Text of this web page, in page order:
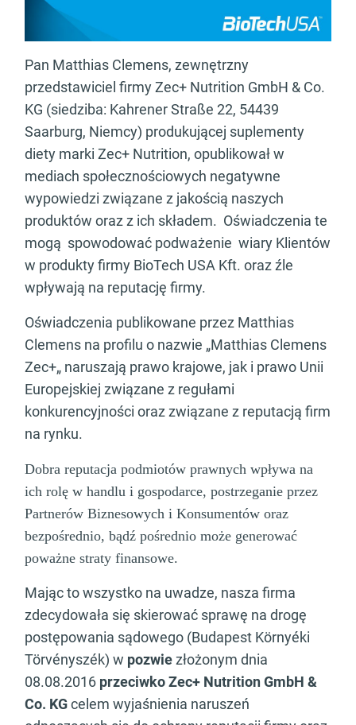
Pan Matthias Clemens, zewnętrzny
przedstawiciel firmy Zec+ Nutrition GmbH & Co.
KG (siedziba: Kahrener Straße 22, 54439
Saarburg, Niemcy) produkującej suplementy
diety marki Zec+ Nutrition, opublikował w
mediach społecznościowych negatywne
wypowiedzi związane z jakością naszych
produktów oraz z ich składem. Oświadczenia te
mogą spowodować podważenie wiary Klientów
w produkty firmy BioTech USA Kft. oraz źle
wpływają na reputację firmy.
Oświadczenia publikowane przez Matthias
Clemens na profilu o nazwie „Matthias Clemens
Zec+„ naruszają prawo krajowe, jak i prawo Unii
Europejskiej związane z regułami
konkurencyjności oraz związane z reputacją firm
na rynku.
Dobra reputacja podmiotów prawnych wpływa na
ich rolę w handlu i gospodarce, postrzeganie przez
Partnerów Biznesowych i Konsumentów oraz
bezpośrednio, bądź pośrednio może generować
poważne straty finansowe.
Mając to wszystko na uwadze, nasza firma
zdecydowała się skierować sprawę na drogę
postępowania sądowego (Budapest Környéki
Törvényszék) w pozwiezłożonym dnia
08.08.2016 przeciwkoZec+ Nutrition GmbH &
Co. KGcelem wyjaśnienia naruszeń